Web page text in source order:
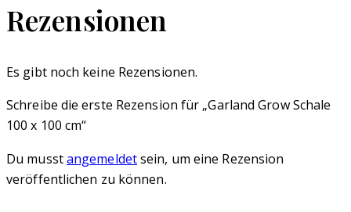
Rezensionen
Es gibt noch keine Rezensionen.
Schreibe die erste Rezension für „Garland Grow Schale
100 x 100 cm“
Du musstangemeldetsein, um eine Rezension
veröffentlichen zu können.